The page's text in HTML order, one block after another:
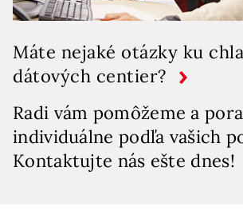
Máte nejaké otázky ku
dátových centier?
Radi vám pomôžeme a
individuálne podľa vašich
Kontaktujte nás ešte dnes!